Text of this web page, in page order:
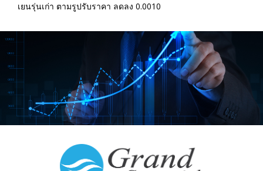
เยนรุ่นเก่า ตามรูปรับราคา ลดลง 0.0010